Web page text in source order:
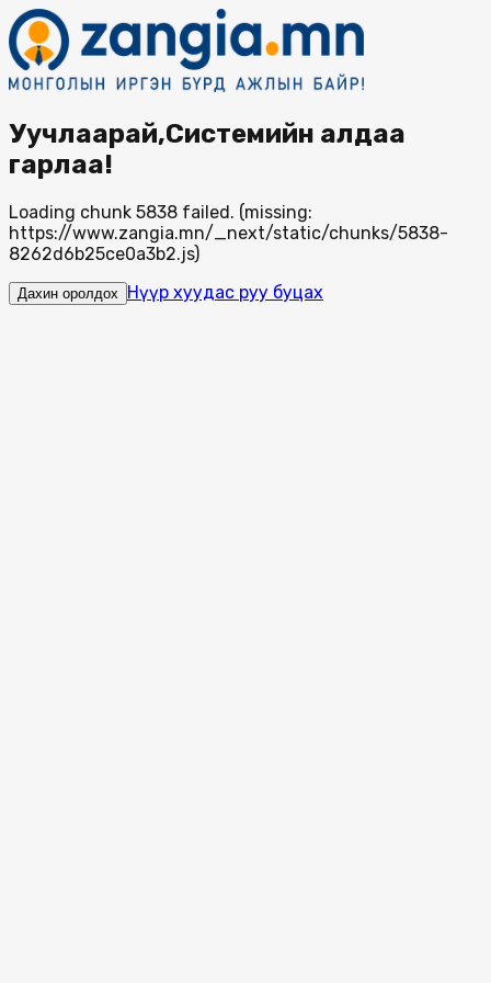
Уучлаарай,Системийн алдаа
гарлаа!
Loading chunk 5838 failed. (missing:
https://www.zangia.mn/_next/static/chunks/5838-
8262d6b25ce0a3b2.js)
Дахин оролдох Нүүр хуудас руу буцах